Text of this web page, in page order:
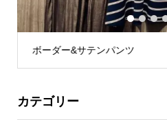
ボーダー&サテンパンツ
1 2 3
カテゴリー